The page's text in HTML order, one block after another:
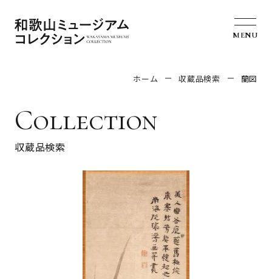
MENU
ホーム 収蔵品検索 蘭図
Collection
収蔵品検索